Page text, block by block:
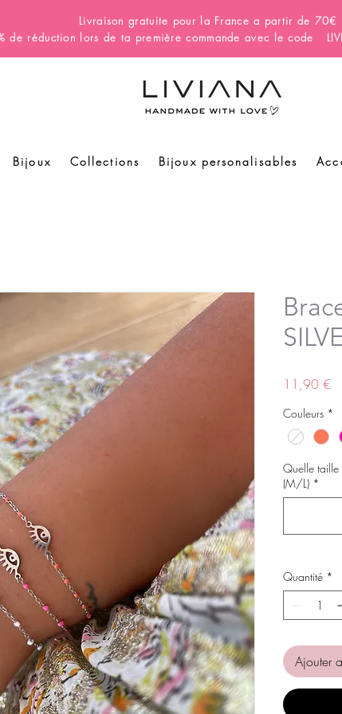
Livraison gratuite pour la France a partir de 70€
de réduction lors de ta première commande avec le code
Bijoux Collections Bijoux personalisables
11,90 €
Couleurs *
Quelle taille
(M/L) *
Quantité *
Ajouter